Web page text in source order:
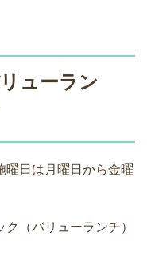
ューラン
曜日は月曜日から金曜
（バリューランチ）